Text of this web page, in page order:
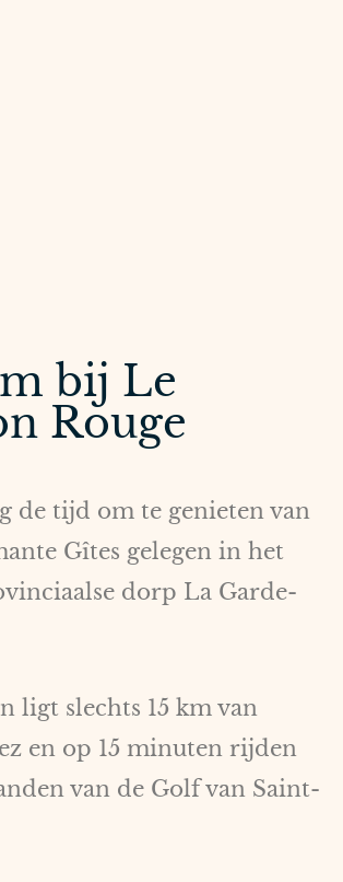
bij Le
Rouge
de tijd om te genieten van
Gîtes gelegen in het
dorp La Garde-
ligt slechts 15 km van
en op 15 minuten rijden
van de Golf van Saint-